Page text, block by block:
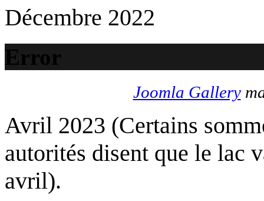
Décembre 2022
Error
Joomla Gallery
Avril 2023 (Certains
autorités disent que le lac
avril).